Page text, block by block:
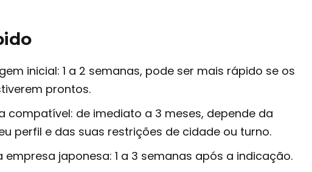
inicial: 1 a 2 semanas, pode ser mais rápido se os
prontos.
compatível: de imediato a 3 meses, depende da
perfil e das suas restrições de cidade ou turno.
japonesa: 1 a 3 semanas após a indicação.